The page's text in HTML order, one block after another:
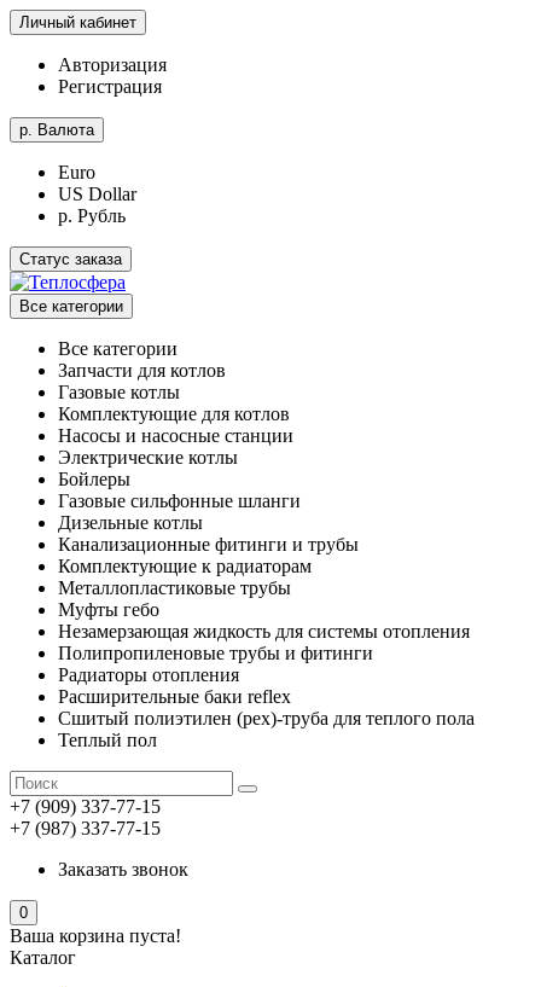
Личный кабинет
Авторизация
Регистрация
р. Валюта
Euro
US Dollar
р. Рубль
Статус заказа
Все категории
Все категории
Запчасти для котлов
Газовые котлы
Комплектующие для котлов
Насосы и насосные станции
Электрические котлы
Бойлеры
Газовые сильфонные шланги
Дизельные котлы
Канализационные фитинги и трубы
Комплектующие к радиаторам
Металлопластиковые трубы
Муфты гебо
Незамерзающая жидкость для системы отопления
Полипропиленовые трубы и фитинги
Радиаторы отопления
Расширительные баки reflex
Сшитый полиэтилен (pex)-труба для теплого пола
Теплый пол
+7 (909) 337-77-15
+7 (987) 337-77-15
Заказать звонок
0
Ваша корзина пуста!
Каталог